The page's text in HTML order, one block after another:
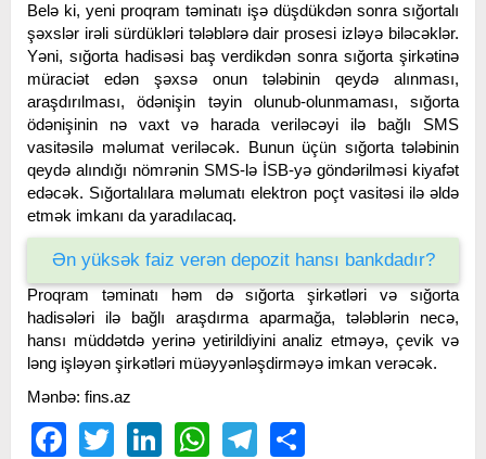
Belə ki, yeni proqram təminatı işə düşdükdən sonra sığortalı
şəxslər irəli sürdükləri tələblərə dair prosesi izləyə biləcəklər.
Yəni, sığorta hadisəsi baş verdikdən sonra sığorta şirkətinə
müraciət edən şəxsə onun tələbinin qeydə alınması,
araşdırılması, ödənişin təyin olunub-olunmaması, sığorta
ödənişinin nə vaxt və harada veriləcəyi ilə bağlı SMS
vasitəsilə məlumat veriləcək. Bunun üçün sığorta tələbinin
qeydə alındığı nömrənin SMS-lə İSB-yə göndərilməsi kiyafət
edəcək. Sığortalılara məlumatı elektron poçt vasitəsi ilə əldə
etmək imkanı da yaradılacaq.
Ən yüksək faiz verən depozit hansı bankdadır?
Proqram təminatı həm də sığorta şirkətləri və sığorta
hadisələri ilə bağlı araşdırma aparmağa, tələblərin necə,
hansı müddətdə yerinə yetirildiyini analiz etməyə, çevik və
ləng işləyən şirkətləri müəyyənləşdirməyə imkan verəcək.
Mənbə: fins.az
FacebookTwitter LinkedIn WhatsAppTelegram